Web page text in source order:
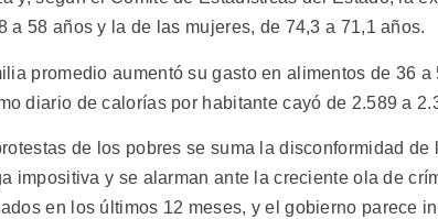
a 58 años y la de las mujeres, de 74,3 a 71,1 años.
promedio aumentó su gasto en alimentos de 36
diario de calorías por habitante cayó de 2.589 a
de los pobres se suma la disconformidad
impositiva y se alarman ante la creciente ola de
en los últimos 12 meses, y el gobierno parece